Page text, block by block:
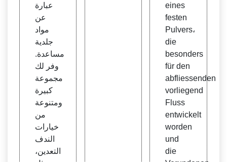
عبارة
عن
مواد
جلدية
مساعدة.
وفر لك
مجموعة
كبيرة
ومتنوعة
من
خيارات
الندف
التعدين،
eines
festen
Pulvers،
die
besonders
für den
abfliessenden
vorliegend
Fluss
entwickelt
worden
und
die